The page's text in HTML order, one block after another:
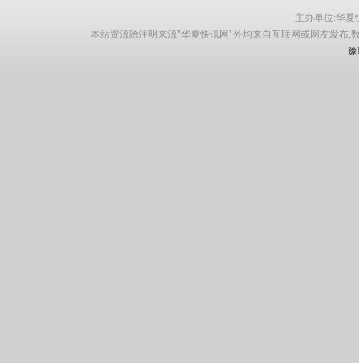
主办单位:华夏
本站资源除注明来源"华夏快讯网"外均来自互联网或网友发布,
豫